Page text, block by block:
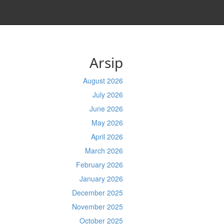
Arsip
August 2026
July 2026
June 2026
May 2026
April 2026
March 2026
February 2026
January 2026
December 2025
November 2025
October 2025